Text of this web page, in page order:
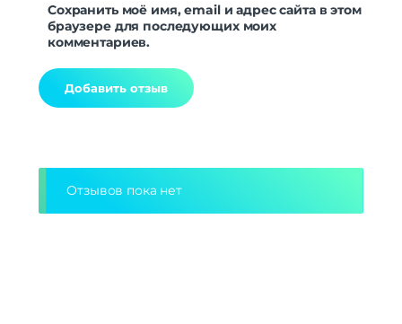
Сохранить моё имя, email и адрес сайта в этом
браузере для последующих моих
комментариев.
Отзывов пока нет